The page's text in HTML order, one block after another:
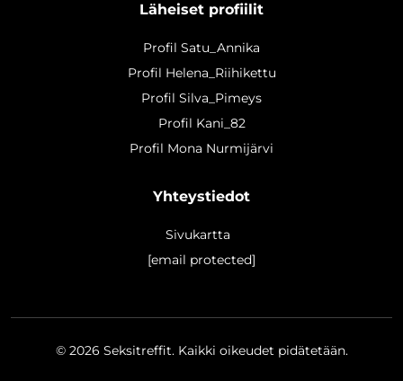
Läheiset profiilit
Profil Satu_Annika
Profil Helena_Riihikettu
Profil Silva_Pimeys
Profil Kani_82
Profil Mona Nurmijärvi
Yhteystiedot
Sivukartta
[email protected]
© 2026 Seksitreffit. Kaikki oikeudet pidätetään.